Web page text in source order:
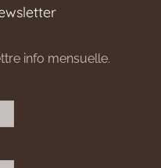
info mensuelle.